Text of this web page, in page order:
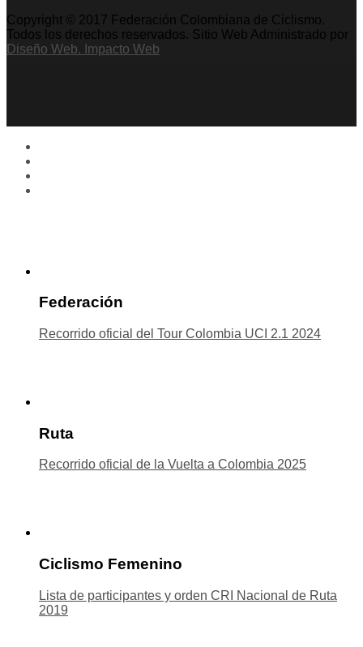
Copyright © 2017 Federación Colombiana de Ciclismo.
Todos los derechos reservados. Sitio Web Administrado por
Diseño Web. Impacto Web
Federación
Recorrido oficial del Tour Colombia UCI 2.1 2024
Ruta
Recorrido oficial de la Vuelta a Colombia 2025
Ciclismo Femenino
Lista de participantes y orden CRI Nacional de Ruta
2019